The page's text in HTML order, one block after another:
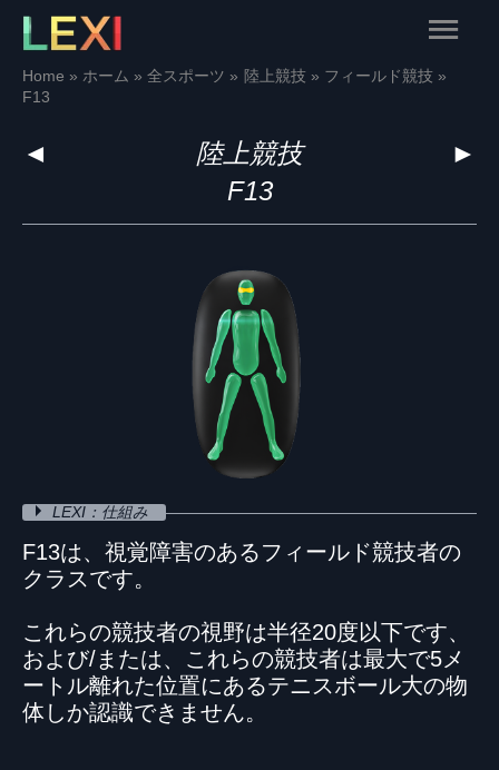
Skip
content
Main
Menu
Home ホーム 全スポーツ 陸上競技
フィールド競技
F13
◄ ►
陸上競技
F13
LEXI：仕組み
F13は、視覚障害のあるフィールド競技者の
クラスです。
これらの競技者の視野は半径20度以下です、
および/または、これらの競技者は最大で5メ
ートル離れた位置にあるテニスボール大の物
体しか認識できません。